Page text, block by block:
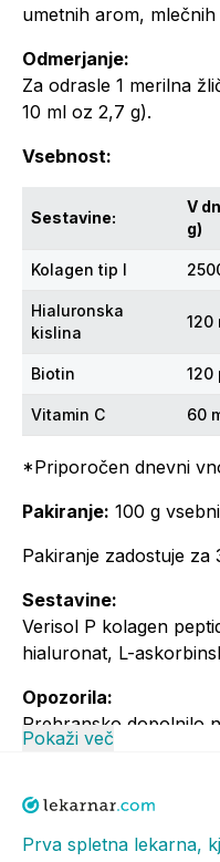
umetnih arom,
Odmerjanje:
Za odrasle 1 merilna
10 ml oz 2,7 g).
Vsebnost:
Sestavine:
V
g)
Kolagen tip I
Hialuronska
kislina
120
Biotin 120
Vitamin C 60
*Priporočen dnevni
Pakiranje: 100 g
Pakiranje zadostuje za
Sestavine:
Verisol P kolagen
hialuronat, L-
Opozorila:
Prehransko dopolnilo
uravnoteženo in
uravnotežena
sme prekoračiti.
Pokaži več
Prva spletna lekarna,